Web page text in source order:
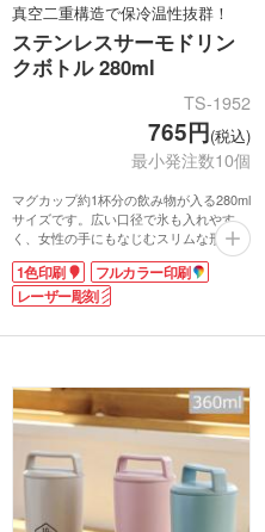
真空二重構造で保冷温性抜群！
ステンレスサーモドリン
クボトル 280ml
TS-1952
765円(税込)
最小発注数10個
マグカップ約1杯分の飲み物が入る280ml
サイズです。広い口径で氷も入れやす
く、女性の手にもなじむスリムな形状。
ランチバッグや通勤かばんに入れても場
所を取りません。スタイリッシュな5色
のカラー展開で大人気！外出先での水分
天面に1色、ボトル側面に1色・レーザー
ルティが製作できますよ。
1色印刷
フルカラー印刷
レーザー彫刻